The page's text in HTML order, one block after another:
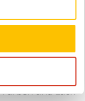
und Lack